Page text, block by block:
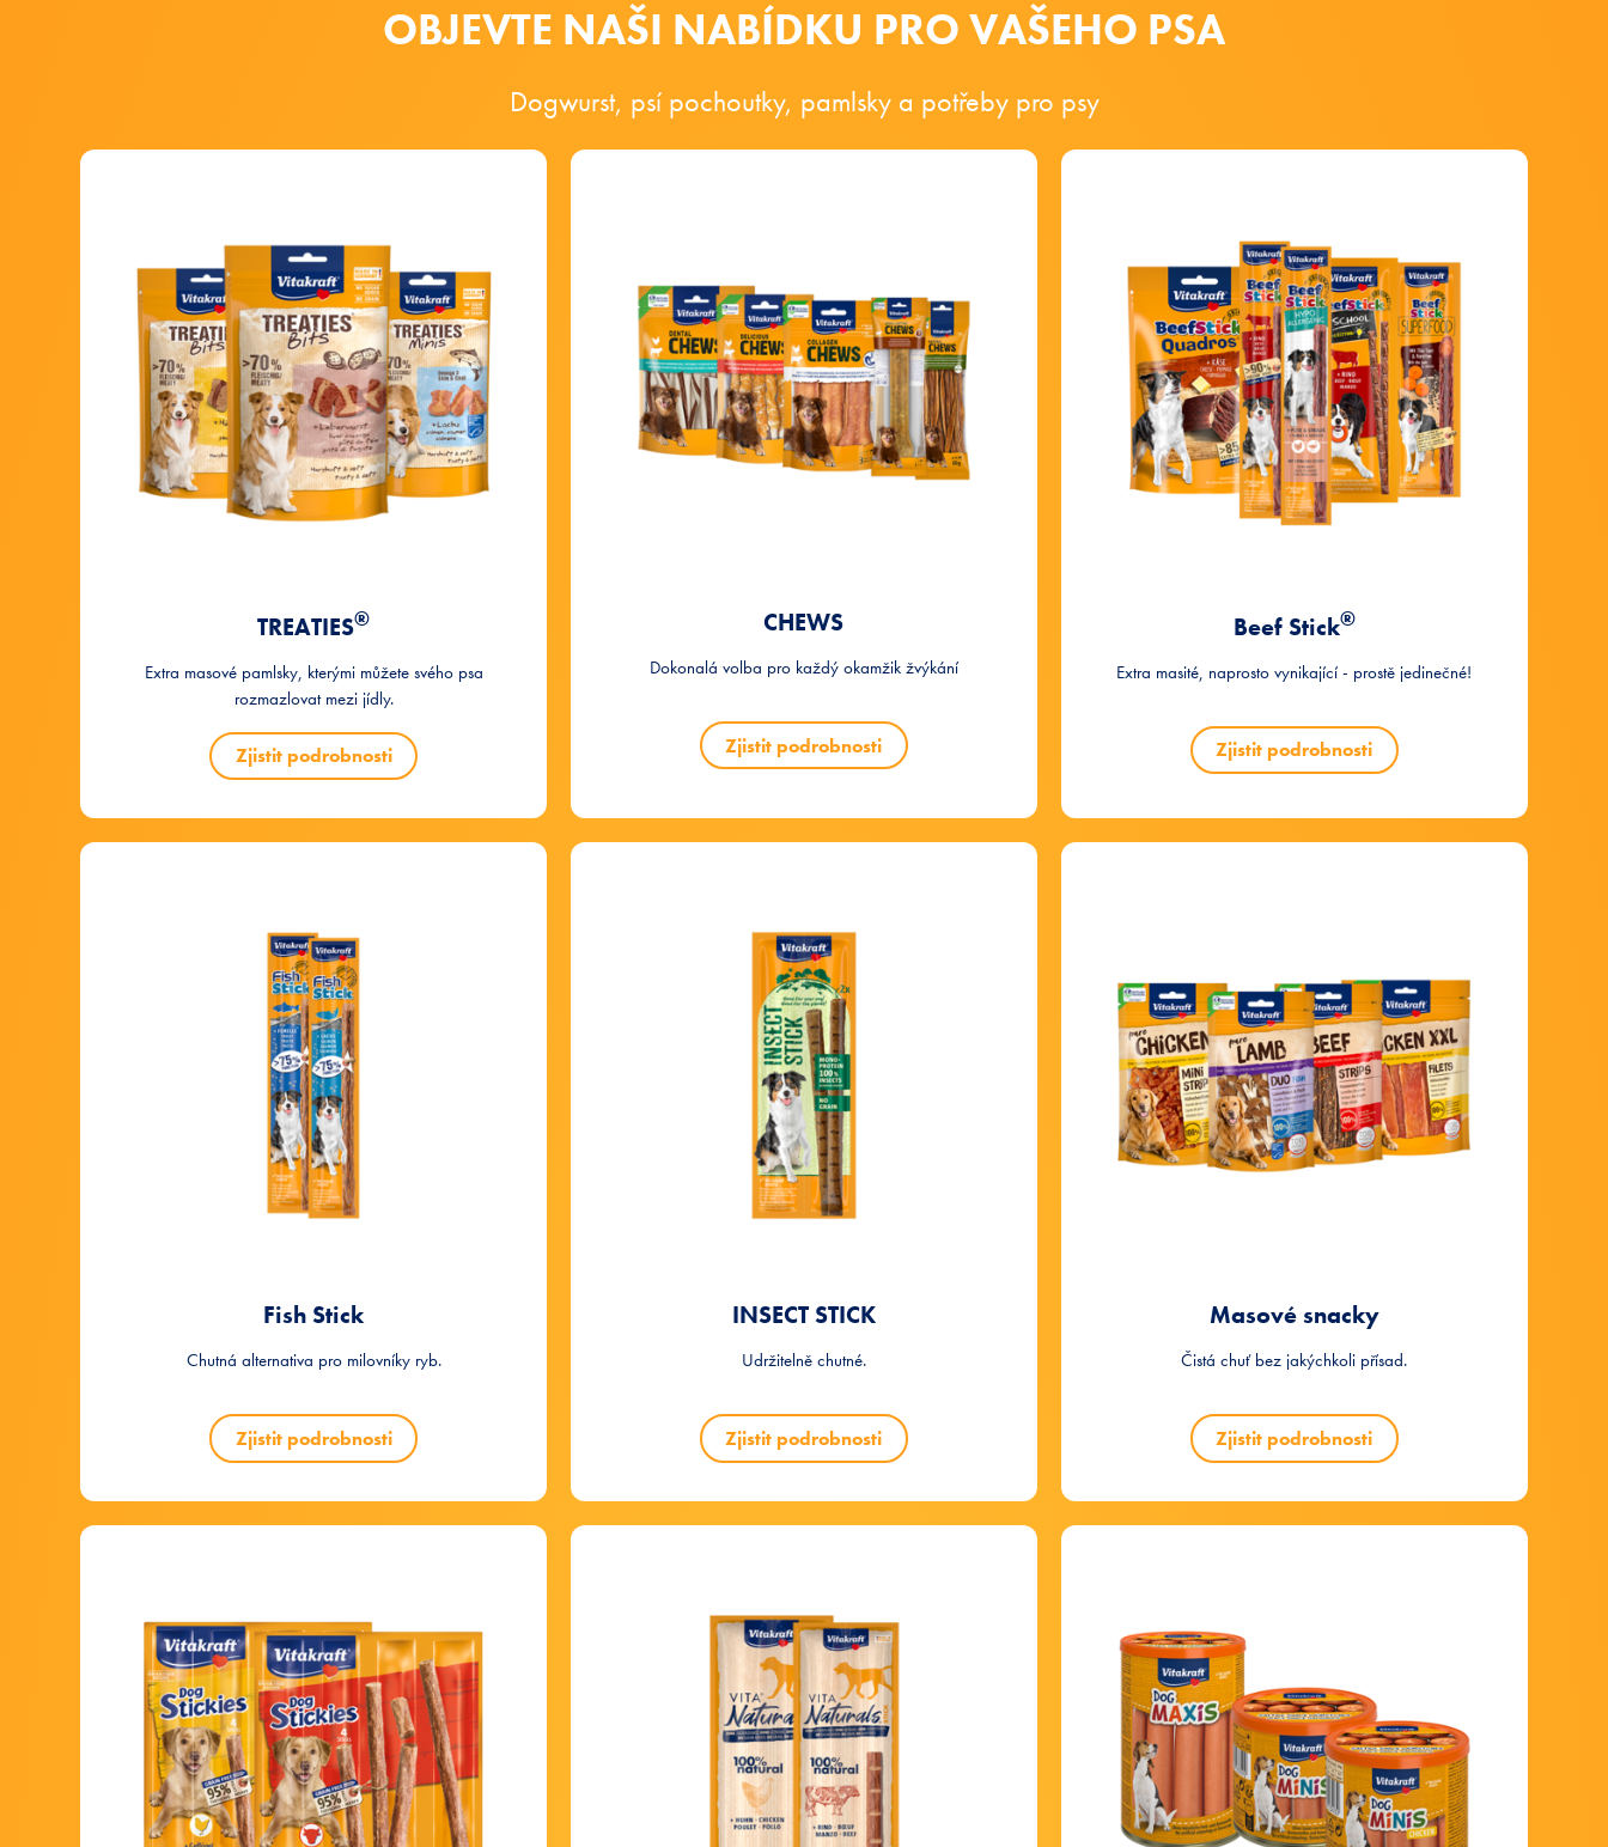
OBJEVTE NAŠI NABÍDKU PRO VAŠEHO PSA
Dogwurst, psí pochoutky, pamlsky a potřeby pro psy